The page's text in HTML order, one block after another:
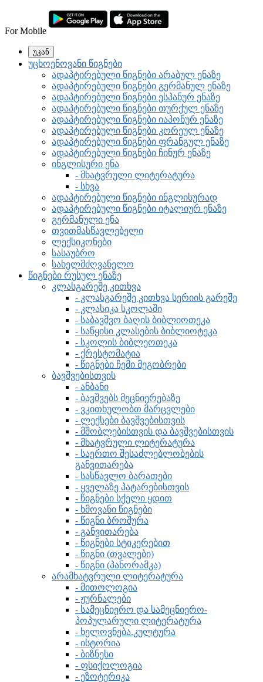
For Mobile
უკან
უცხოენოვანი წიგნები
ადაპტირებული წიგნები არაბულ ენაზე
ადაპტირებული წიგნები გერმანულ ენაზე
ადაპტირებული წიგნები ესპანურ ენაზე
ადაპტირებული წიგნები თურქულ ენაზე
ადაპტირებული წიგნები იაპონურ ენაზე
ადაპტირებული წიგნები კორეულ ენაზე
ადაპტირებული წიგნები ფრანგულ ენაზე
ადაპტირებული წიგნები ჩინურ ენაზე
ინგლისური ენა
- მხატვრული ლიტერატურა
- სხვა
ადაპტირებული წიგნები ინგლისურად
ადაპტირებული წიგნები იტალიურ ენაზე
გერმანული ენა
თვითმასწავლებელი
ლექსიკონები
სასაუბრო
სახელმძღვანელო
წიგნები რუსულ ენაზე
კლასგარეშე კითხვა
- კლასგარეშე კითხვა სერიის გარეშე
- კლასიკა სკოლაში
- საბავშვო ბაღის ბიბლიოთეკა
- საწყისი კლასების ბიბლიოტეკა
- სკოლის ბიბლეოთეკა
- ქრესტომატია
- წიგნები ჩემი მეგობრები
ბავშვებისთვის
- ანბანი
- ბავშვებს მეცნიერებაზე
- ვკითხულობთ მარცვლები
- ლექსები ბავშვებისთვის
- მშობლებისთვის და ბავშვებისთვის
- მხატვრული ლიტერატურა
- საერთო შესაძლებლობების
განვითარება
- სასწავლო ბარათები
- ყველაზე პატარებისთვის
- წიგნები სქელი ყდით
- ხმოვანი წიგნები
- წიგნი ბროშურა
- განვითარება
- წიგნები სტიკერებით
- წიგნი (თვალები)
- წიგნი (პანორამკა)
არამხატვრული ლიტერატურა
- მითოლოგია
- ჟურნალები
- სამეცნიერო და სამეცნიერო-
პოპულარული ლიტერატურა
- ხელოვნება.კულტურა
- ისტორია
- ბიზნესი
- ფსიქოლოგია
- ეზოტერიკა